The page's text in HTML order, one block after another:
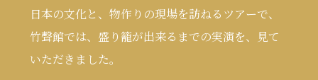
日本の文化と、物作りの現場を訪ねるツアーで、
竹聲館では、盛り籠が出来るまでの実演を、見て
いただきました。